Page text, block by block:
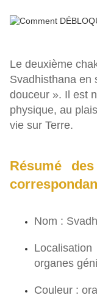
Le deuxième
Svadhisthana en
douceur ». Il est
physique, au
vie sur Terre.
Résumé
Nom :
organes
Couleur :